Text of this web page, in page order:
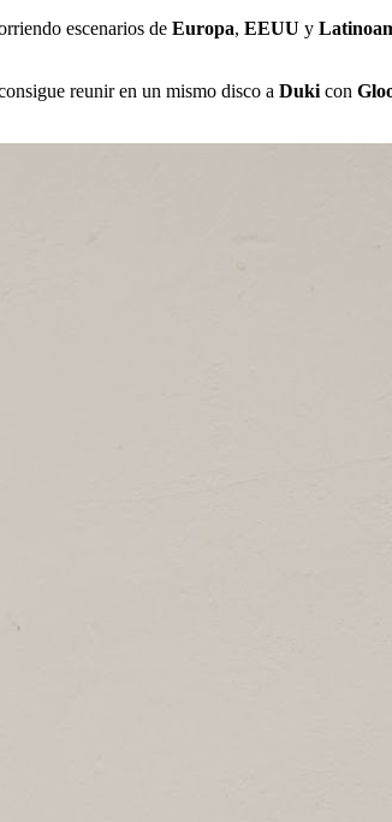
escenarios de Europa, EEUU y
reunir en un mismo disco a Duki con